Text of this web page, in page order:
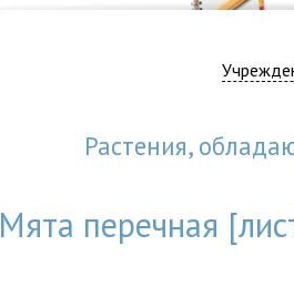
Растения,
Мята перечная